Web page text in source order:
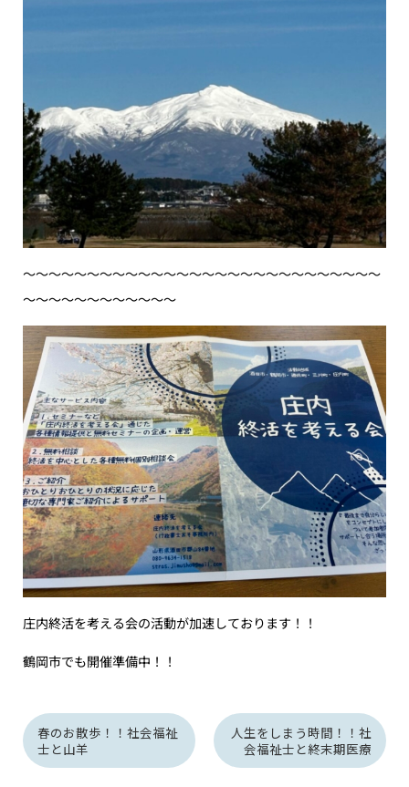
〜〜〜〜〜〜〜〜〜〜〜〜〜〜〜〜〜〜〜〜〜〜〜〜〜〜〜〜
〜〜〜〜〜〜〜〜〜〜〜〜
庄内終活を考える会の活動が加速しております！！
鶴岡市でも開催準備中！！
春のお散歩！！社会福祉
士と山羊
人生をしまう時間！！社
会福祉士と終末期医療